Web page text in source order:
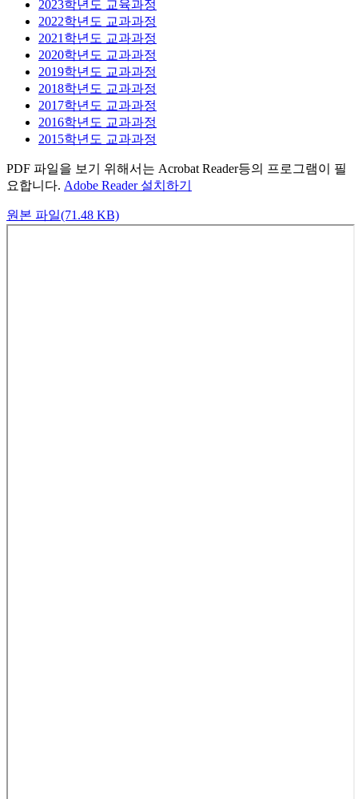
2023학년도 교육과정
2022학년도 교과과정
2021학년도 교과과정
2020학년도 교과과정
2019학년도 교과과정
2018학년도 교과과정
2017학년도 교과과정
2016학년도 교과과정
2015학년도 교과과정
PDF 파일을 보기 위해서는 Acrobat Reader등의 프로그램이 필
요합니다. Adobe Reader 설치하기
원본 파일(71.48 KB)